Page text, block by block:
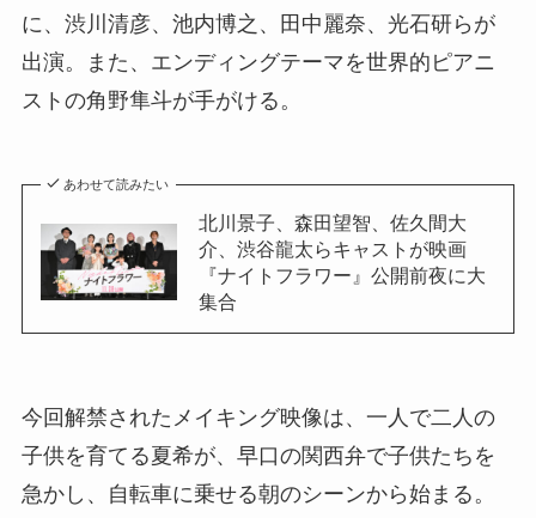
に、渋川清彦、池内博之、田中麗奈、光石研らが
出演。また、エンディングテーマを世界的ピアニ
ストの角野隼斗が手がける。
あわせて読みたい
北川景子、森田望智、佐久間大
介、渋谷龍太らキャストが映画
『ナイトフラワー』公開前夜に大
集合
今回解禁されたメイキング映像は、一人で二人の
子供を育てる夏希が、早口の関西弁で子供たちを
急かし、自転車に乗せる朝のシーンから始まる。